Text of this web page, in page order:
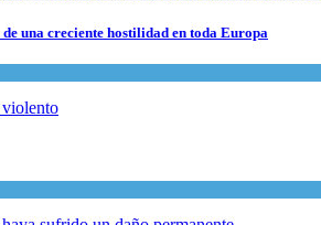
una creciente hostilidad en toda Europa